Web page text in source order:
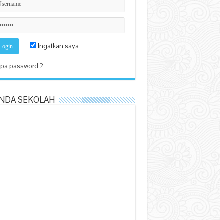
Ingatkan saya
password ?
SEKOLAH